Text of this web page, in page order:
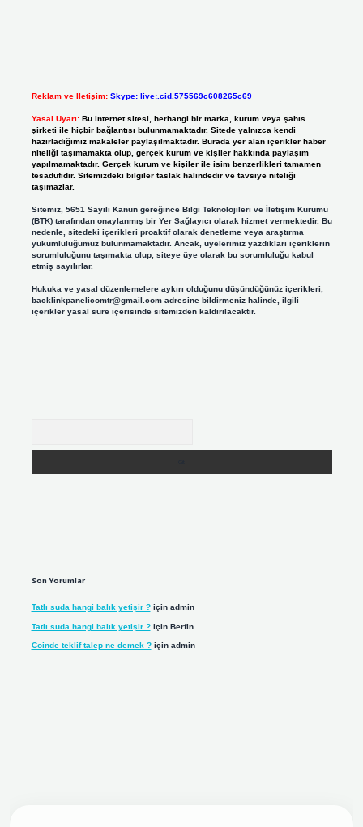
Reklam ve İletişim: Skype: live:.cid.575569c608265c69
Yasal Uyarı: Bu internet sitesi, herhangi bir marka, kurum veya şahıs
şirketi ile hiçbir bağlantısı bulunmamaktadır. Sitede yalnızca kendi
hazırladığımız makaleler paylaşılmaktadır. Burada yer alan içerikler haber
niteliği taşımamakta olup, gerçek kurum ve kişiler hakkında paylaşım
yapılmamaktadır. Gerçek kurum ve kişiler ile isim benzerlikleri tamamen
tesadüfidir. Sitemizdeki bilgiler taslak halindedir ve tavsiye niteliği
taşımazlar.
Sitemiz, 5651 Sayılı Kanun gereğince Bilgi Teknolojileri ve İletişim Kurumu
(BTK) tarafından onaylanmış bir Yer Sağlayıcı olarak hizmet vermektedir. Bu
nedenle, sitedeki içerikleri proaktif olarak denetleme veya araştırma
yükümlülüğümüz bulunmamaktadır. Ancak, üyelerimiz yazdıkları içeriklerin
sorumluluğunu taşımakta olup, siteye üye olarak bu sorumluluğu kabul
etmiş sayılırlar.
Hukuka ve yasal düzenlemelere aykırı olduğunu düşündüğünüz içerikleri,
backlinkpanelicomtr@gmail.comadresine bildirmeniz halinde, ilgili
içerikler yasal süre içerisinde sitemizden kaldırılacaktır.
Son Yorumlar
Tatlı suda hangi balık yetişir ?için admin
Tatlı suda hangi balık yetişir ?için Berfin
Coinde teklif talep ne demek ?için admin